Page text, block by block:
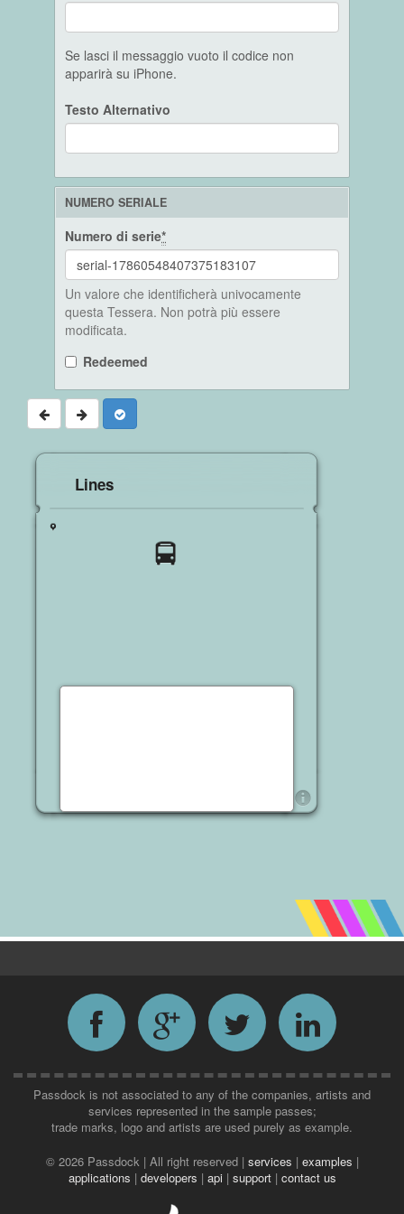
Se lasci il messaggio vuoto il codice non
apparirà su iPhone.
Testo Alternativo
NUMERO SERIALE
Numero di serie*
Un valore che identificherà univocamente
questa Tessera. Non potrà più essere
modificata.
Redeemed
Lines
P
B
Passdock is not associated to any of the companies, artists and
services represented in the sample passes;
trade marks, logo and artists are used purely as example.
© 2026 Passdock | All right reserved | services | examples |
applications | developers | api | support | contact us